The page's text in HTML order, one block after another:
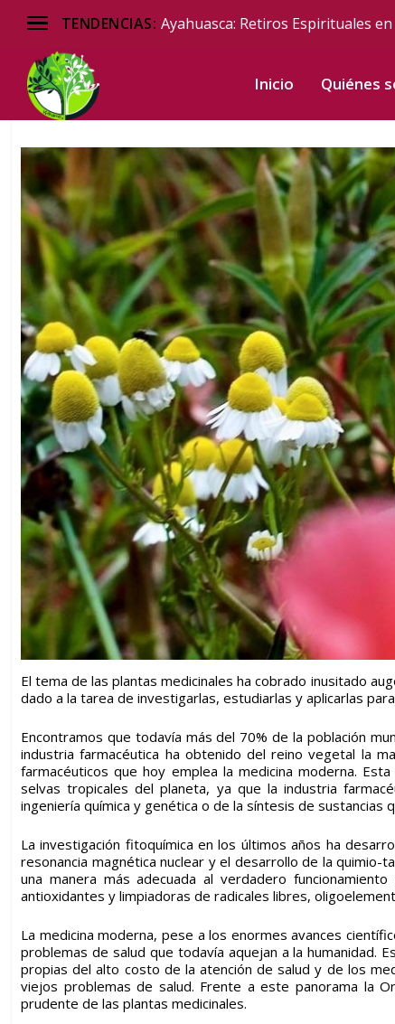
TENDENCIAS: Ayahuasca: Retiros Espirituales en
Inicio Quiénes
Plantas
El tema de lasplantas medicinales ha cobrado inusitado
dado a la tarea de investigarlas, estudiarlas y aplicarlas
Encontramos que todavía más del 70% de la población
industria farmacéutica ha obtenido del reino vegetal la
farmacéuticos que hoy emplea la medicina moderna.
selvas tropicales del planeta, ya que la industria
ingeniería química y genética o de la síntesis de sustancias
La investigación fitoquímica en los últimos años ha
resonancia magnética nuclear y el desarrollo de la
una manera más adecuada al verdadero
antioxidantes y limpiadoras de radicales libres,
La medicina moderna, pese a los enormes avances
problemas de salud que todavía aquejan a la humanidad.
propias del alto costo de la atención de salud y de los
viejos problemas de salud. Frente a este panorama la
prudente de lasplantas medicinales.